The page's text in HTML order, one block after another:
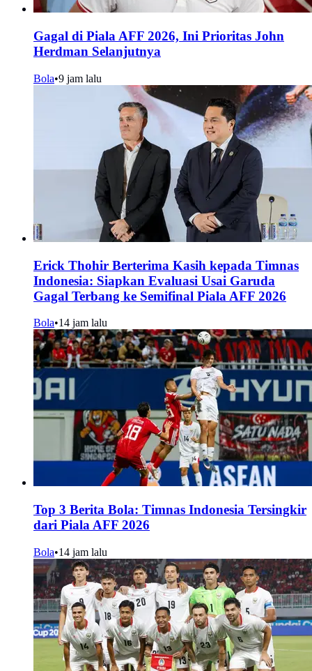
Gagal di Piala AFF 2026, Ini Prioritas John
Herdman Selanjutnya
Bola•9 jam lalu
Erick Thohir Berterima Kasih kepada Timnas
Indonesia: Siapkan Evaluasi Usai Garuda
Gagal Terbang ke Semifinal Piala AFF 2026
Bola•14 jam lalu
Top 3 Berita Bola: Timnas Indonesia Tersingkir
dari Piala AFF 2026
Bola•14 jam lalu